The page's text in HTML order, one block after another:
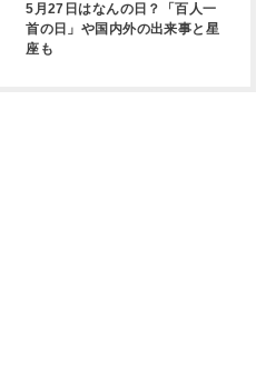
5月27日はなんの日？「百人一
首の日」や国内外の出来事と星
座も